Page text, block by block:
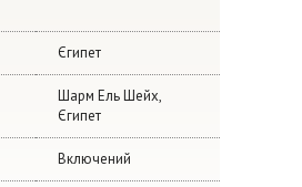
Єгипет
Шарм Ель Шейх,
Єгипет
Включений